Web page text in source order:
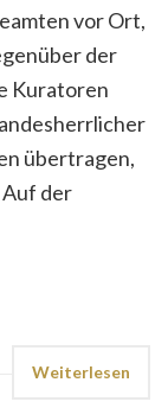
vor Ort,
der
Kuratoren
übertragen,
der
Weiterlesen